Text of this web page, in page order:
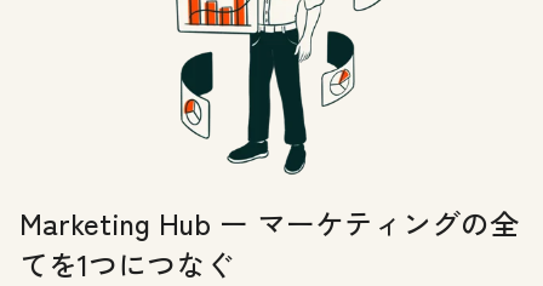
Marketing Hub ー マーケティングの全
てを1つにつなぐ